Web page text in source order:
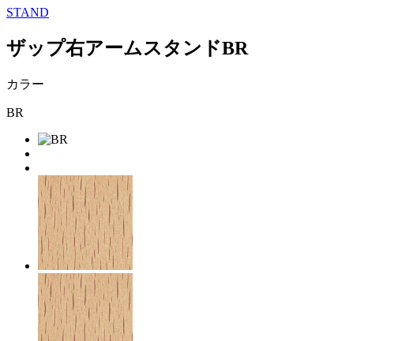
STAND
ザップ右アームスタンドBR
カラー
BR